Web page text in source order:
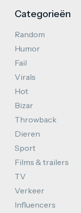
Categorieën
Random
Humor
Fail
Virals
Hot
Bizar
Throwback
Dieren
Sport
Films & trailers
TV
Verkeer
Influencers